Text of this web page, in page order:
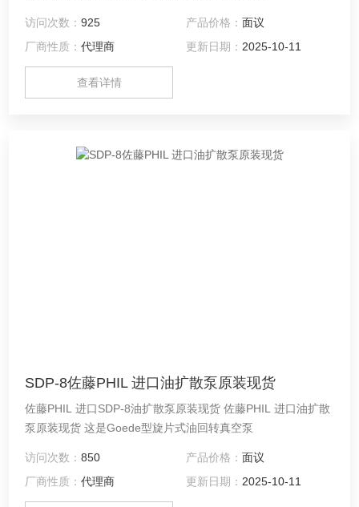
访问次数：925 产品价格： 面议
厂商性质：代理商 更新日期： 2025-10-11
查看详情
SDP-8佐藤PHIL 进口油扩散泵原装现货
佐藤PHIL 进口SDP-8油扩散泵原装现货 佐藤PHIL 进口油扩散
泵原装现货 这是Goede型旋片式油回转真空泵
访问次数：850 产品价格： 面议
厂商性质：代理商 更新日期： 2025-10-11